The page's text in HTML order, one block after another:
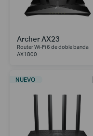
Archer AX23
Router Wi-Fi 6 de doble banda
AX1800
NUEVO